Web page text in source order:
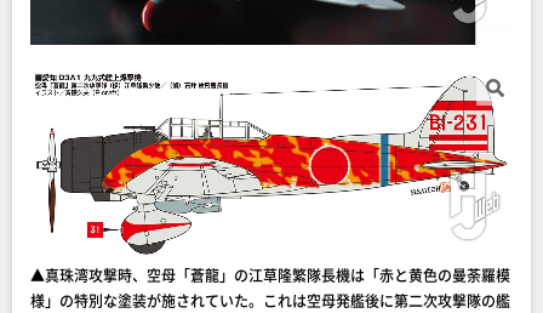
▲真珠湾攻撃時、空母「蒼龍」の江草隆繁隊長機は「赤と黄色の曼荼羅模
様」の特別な塗装が施されていた。これは空母発艦後に第二次攻撃隊の艦